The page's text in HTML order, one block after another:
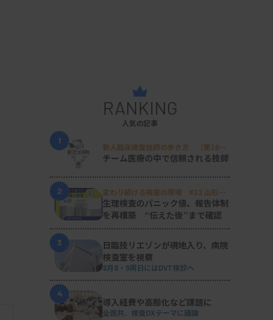
RANKING
人気の記事
1
新人臨床検査技師の歩き方 ［第16
回］
チーム医療の中で信頼される技師
2
変わり続ける検査の現場 #32 山形済
生病院
生理検査のパニック値、報告体制
を再構築 “伝えた後”まで確認
3
日臨技リエゾンが現地入り、病院
検査室を視察
8月8・9両日にはDVT検診へ
4
導入経費や高齢化など課題に
全医共、検査DXテーマに議論